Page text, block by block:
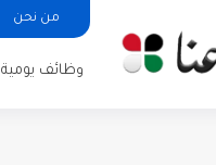
من نحن
وظائف يومية